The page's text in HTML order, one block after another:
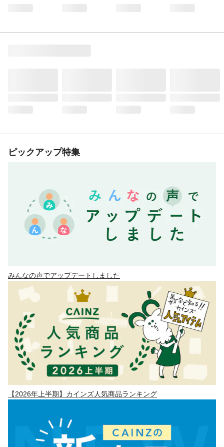
ピックアップ特集
みんなの声でアップデートしました
【2026年上半期】カインズ人気商品ランキング